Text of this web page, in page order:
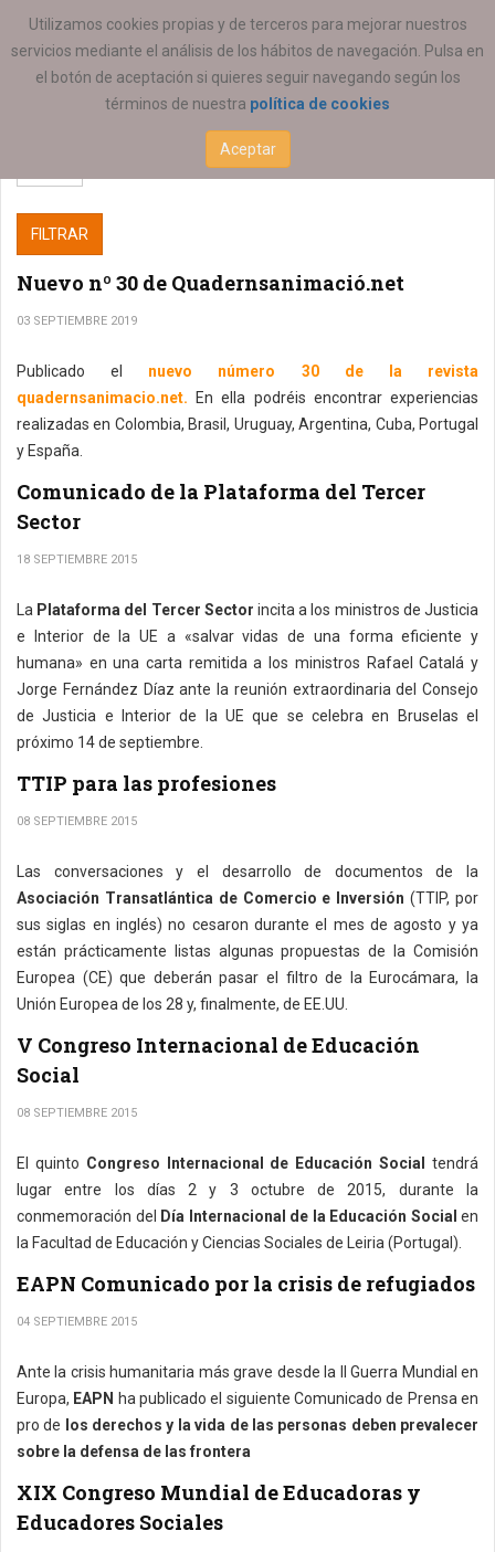
Utilizamos cookies propias y de terceros para mejorar nuestros
servicios mediante el análisis de los hábitos de navegación. Pulsa en
el botón de aceptación si quieres seguir navegando según los
términos de nuestra política de cookies
Aceptar
ESTÁ AQUÍ: COEESCV
FILTRAR
Nuevo nº 30 de Quadernsanimació.net
03 SEPTIEMBRE 2019
Publicado el nuevo número 30 de la revista
quadernsanimacio.net.
En ella podréis encontrar experiencias
realizadas en Colombia, Brasil, Uruguay, Argentina, Cuba, Portugal
y España.
Comunicado de la Plataforma del Tercer
Sector
18 SEPTIEMBRE 2015
La Plataforma del Tercer Sector incita a los ministros de Justicia
e Interior de la UE a «salvar vidas de una forma eficiente y
humana» en una carta remitida a los ministros Rafael Catalá y
Jorge Fernández Díaz ante la reunión extraordinaria del Consejo
de Justicia e Interior de la UE que se celebra en Bruselas el
próximo 14 de septiembre.
TTIP para las profesiones
08 SEPTIEMBRE 2015
Las conversaciones y el desarrollo de documentos de la
Asociación Transatlántica de Comercio e Inversión (TTIP, por
sus siglas en inglés) no cesaron durante el mes de agosto y ya
están prácticamente listas algunas propuestas de la Comisión
Europea (CE) que deberán pasar el filtro de la Eurocámara, la
Unión Europea de los 28 y, finalmente, de EE.UU.
V Congreso Internacional de Educación
Social
08 SEPTIEMBRE 2015
El quinto Congreso Internacional de Educación Social
tendrá
lugar entre los días 2 y 3 octubre de 2015, durante la
conmemoración del
Día Internacional de la Educación Social en
la Facultad de Educación y Ciencias Sociales de Leiria (Portugal).
EAPN Comunicado por la crisis de refugiados
04 SEPTIEMBRE 2015
Ante la crisis humanitaria más grave desde la II Guerra Mundial en
Europa, EAPN ha publicado el siguiente Comunicado de Prensa en
pro de
los derechos y la vida de las personas deben prevalecer
sobre la defensa de las frontera
XIX Congreso Mundial de Educadoras y
Educadores Sociales